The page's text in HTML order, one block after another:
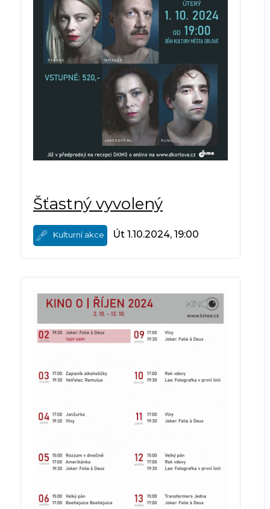
Šťastný vyvolený
Kulturní akce Út 1.10.2024, 19:00